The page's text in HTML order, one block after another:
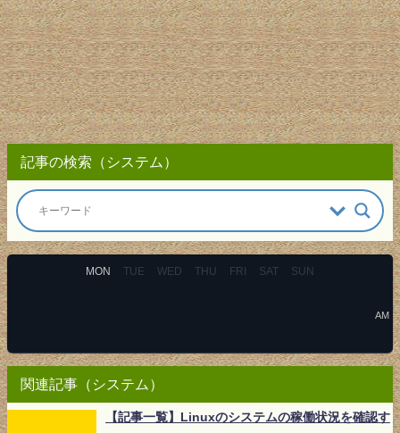
記事の検索（システム）
MON TUE WED THU FRI SAT SUN
AM
関連記事（システム）
【記事一覧】Linuxのシステムの稼働状況を確認す